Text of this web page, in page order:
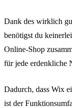
Dank des wirklich
benötigst du
Online-Shop
für jede erdenkliche
Dadurch, dass Wix
ist der